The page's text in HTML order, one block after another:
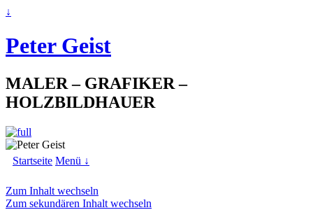
↓
Peter Geist
MALER – GRAFIKER –
HOLZBILDHAUER
Startseite Menü ↓
Zum Inhalt wechseln
Zum sekundären Inhalt wechseln